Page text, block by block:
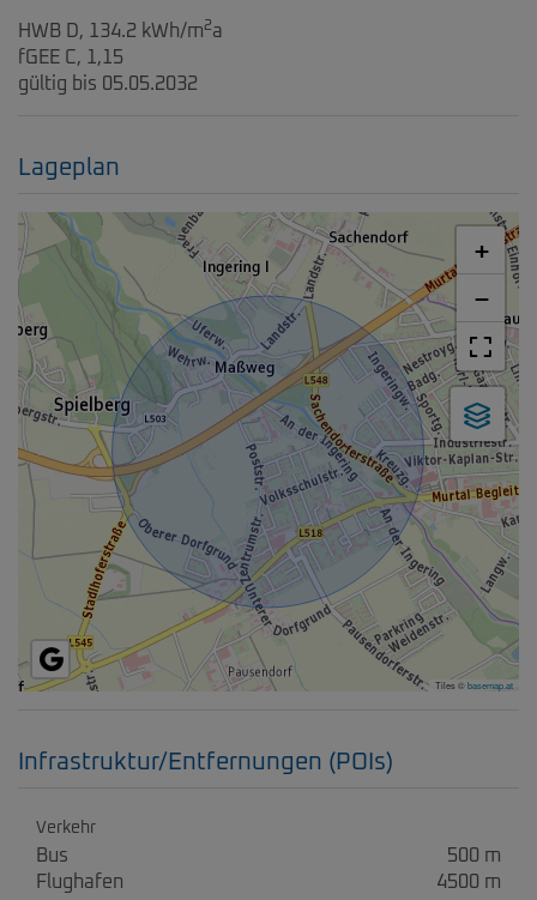
HWB D, 134.2 kWh/m2a
fGEE
C, 1,15
gültig bis 05.05.2032
Lageplan
+
−
Tiles ©basemap.at
Infrastruktur/Entfernungen (POIs)
Verkehr
Bus
500 m
Flughafen
4500 m